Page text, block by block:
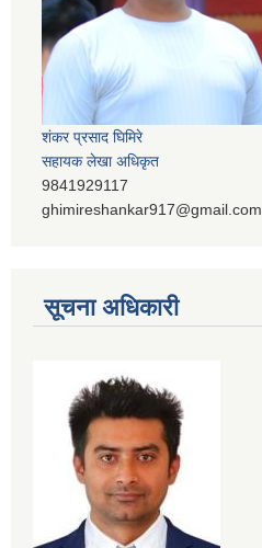
शंकर प्रसाद घिमिरे
सहायक लेखा अधिकृत
9841929117
ghimireshankar917@gmail.com
सूचना अधिकारी